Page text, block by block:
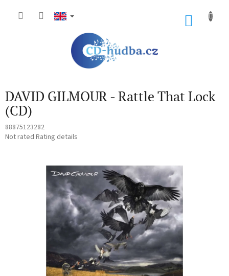
DAVID GILMOUR - Rattle That Lock
(CD)
88875123282
The
Not rated Rating details